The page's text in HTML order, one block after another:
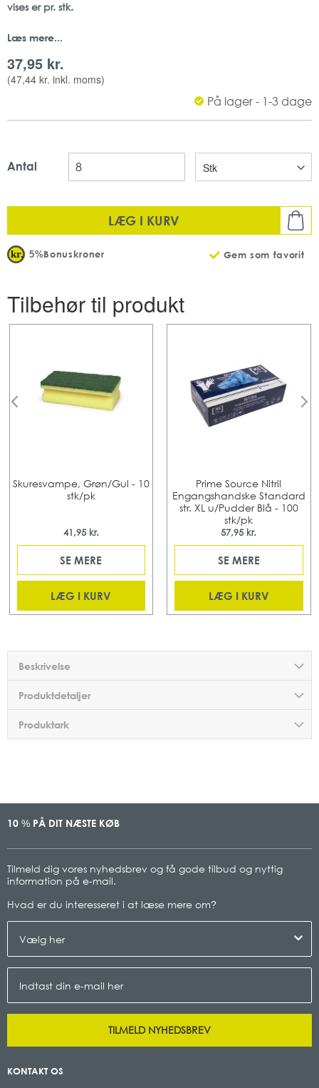
vises er pr. stk.
Cif Cream Original Skurecreme med parfume er en flydende
Produktet fjerner nemt og effektivt besværlige pletter og snavs
uden at ridse overfladen.
Derudover er Skurecremen skånsom at anvende.
8 fl x 750 ml/krt
Læs mere...
37,95 kr.
(47,44 kr. inkl. moms)
På lager - 1-3 dage
Antal
LÆG I KURV
Gem som favorit
5%Bonuskroner
Tilbehør til produkt
Skuresvampe, Grøn/Gul - 10
stk/pk
41,95 kr.
SE MERE
LÆG I KURV
Prime Source Nitril
Engangshandske Standard
str. XL u/Pudder Blå - 100
stk/pk
57,95 kr.
SE MERE
LÆG I KURV
Beskrivelse
Produktdetaljer
Produktark
10 % PÅ DIT NÆSTE KØB
Tilmeld dig vores nyhedsbrev og få gode tilbud og nyttig
information på e-mail.
Hvad er du interesseret i at læse mere om?
TILMELD NYHEDSBREV
KONTAKT OS